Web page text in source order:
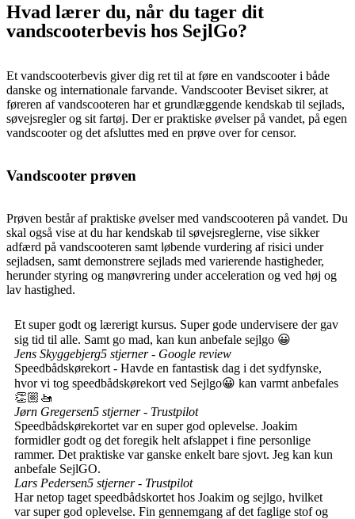
Hvad lærer du, når du tager dit
vandscooterbevis hos SejlGo?
Et vandscooterbevis giver dig ret til at føre en vandscooter i både
danske og internationale farvande. Vandscooter Beviset sikrer, at
føreren af vandscooteren har et grundlæggende kendskab til sejlads,
søvejsregler og sit fartøj. Der er praktiske øvelser på vandet, på egen
vandscooter og det afsluttes med en prøve over for censor.
Vandscooter prøven
Prøven består af praktiske øvelser med vandscooteren på vandet. Du
skal også vise at du har kendskab til søvejsreglerne, vise sikker
adfærd på vandscooteren samt løbende vurdering af risici under
sejladsen, samt demonstrere sejlads med varierende hastigheder,
herunder styring og manøvrering under acceleration og ved høj og
lav hastighed.
Et super godt og lærerigt kursus. Super gode undervisere der gav
sig tid til alle. Samt go mad, kan kun anbefale sejlgo 😀
Jens Skyggebjerg5 stjerner - Google review
Speedbådskørekort - Havde en fantastisk dag i det sydfynske,
hvor vi tog speedbådskørekort ved Sejlgo😀 kan varmt anbefales
👏🏼🚤
Jørn Gregersen5 stjerner - Trustpilot
Speedbådskørekortet var en super god oplevelse. Joakim
formidler godt og det foregik helt afslappet i fine personlige
rammer. Det praktiske var ganske enkelt bare sjovt. Jeg kan kun
anbefale SejlGO.
Lars Pedersen5 stjerner - Trustpilot
Har netop taget speedbådskortet hos Joakim og sejlgo, hvilket
var super god oplevelse. Fin gennemgang af det faglige stof og